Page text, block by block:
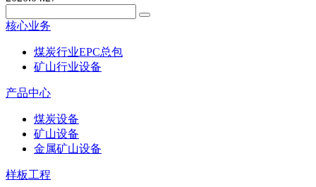
核心业务
煤炭行业EPC总包
矿山行业设备
产品中心
煤炭设备
矿山设备
金属矿山设备
样板工程